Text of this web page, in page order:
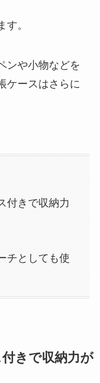
。
ンや小物などを
ケースはさらに
付きで収納力
チとしても使
きで収納力が